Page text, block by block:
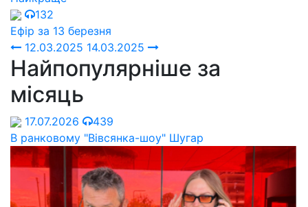
132
Ефір за 13 березня
12.03.2025 14.03.2025
Найпопулярніше за
місяць
17.07.2026
439
В ранковому "Вівсянка-шоу" Шугар